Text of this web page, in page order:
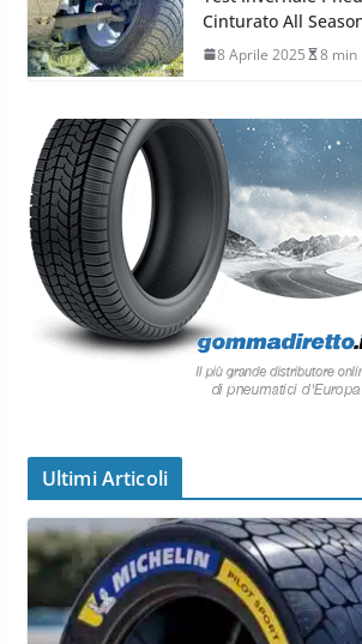
Cinturato All
8 Aprile 2025 8 min
Ultimi Articoli